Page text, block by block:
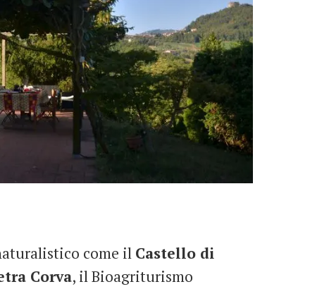
come il Castello di
Corva, il Bioagriturismo